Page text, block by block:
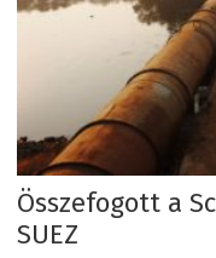
Összefogott a
SUEZ